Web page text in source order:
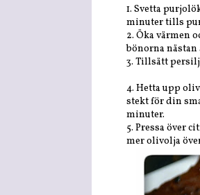
1. Svetta
minuter tills
2. Öka värmen
bönorna
3. Tillsätt
4. Hetta upp
stekt för din
minuter.
5. Pressa över
mer olivolja